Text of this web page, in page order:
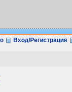
Вход/Регистрация